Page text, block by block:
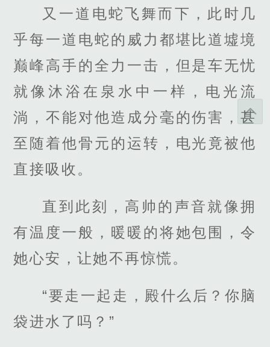
又一道电蛇飞舞而下，此时几
乎每一道电蛇的威力都堪比道墟境
巅峰高手的全力一击，但是车无忧
就像沐浴在泉水中一样，电光流
淌，不能对他造成分毫的伤害，甚
至随着他骨元的运转，电光竟被他
直接吸收。
直到此刻，高帅的声音就像拥
有温度一般，暖暖的将她包围，令
她心安，让她不再惊慌。
“要走一起走，殿什么后？你脑
袋进水了吗？”